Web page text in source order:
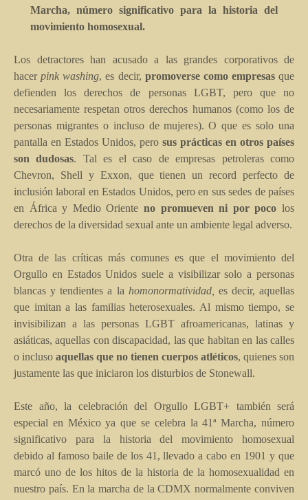
Marcha, número significativo para la historia del
movimiento homosexual.
Los detractores han acusado a las grandes corporativos de
hacerpink washing, es decir, promoverse como empresas que
defienden los derechos de personas LGBT, pero que no
necesariamente respetan otros derechos humanos (como los de
personas migrantes o incluso de mujeres). O que es solo una
pantalla en Estados Unidos, pero sus prácticas en otros países
son dudosas. Tal es el caso de empresas petroleras como
Chevron, Shell y Exxon, que tienen un record perfecto de
inclusión laboral en Estados Unidos, pero en sus sedes de países
en África y Medio Oriente no promueven ni por poco los
derechos de la diversidad sexual ante un ambiente legal adverso.
Otra de las críticas más comunes es que el movimiento del
Orgullo en Estados Unidos suele a visibilizar solo a personas
blancas y tendientes a la homonormatividad, es decir, aquellas
que imitan a las familias heterosexuales. Al mismo tiempo, se
invisibilizan a las personas LGBT afroamericanas, latinas y
asiáticas, aquellas con discapacidad, las que habitan en las calles
o incluso aquellas que no tienen cuerpos atléticos, quienes son
justamente las que iniciaron los disturbios de Stonewall.
Este año, la celebración del Orgullo LGBT+ también será
especial en México ya que se celebra la 41ª Marcha, número
significativo para la historia del movimiento homosexual
debido al famoso baile de los 41, llevado a cabo en 1901 y que
marcó uno de los hitos de la historia de la homosexualidad en
nuestro país. En la marcha de la CDMX normalmente conviven